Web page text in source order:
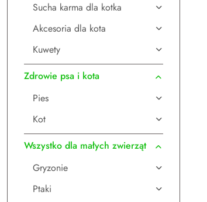
Sucha karma dla kotka
Akcesoria dla kota
Kuwety
Zdrowie psa i kota
Pies
Kot
Wszystko dla małych zwierząt
Gryzonie
Ptaki